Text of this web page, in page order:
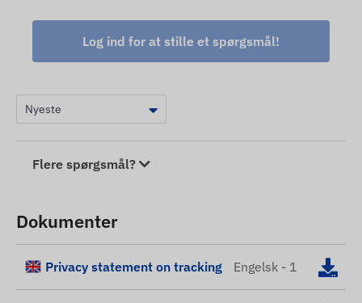
Log ind for at stille et spørgsmål!
Flere spørgsmål?
Dokumenter
Privacy statement on tracking Engelsk - 1